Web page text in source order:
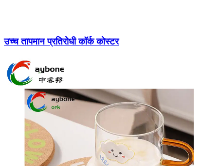
उच्च तापमान प्रतिरोधी कॉर्क कोस्टर